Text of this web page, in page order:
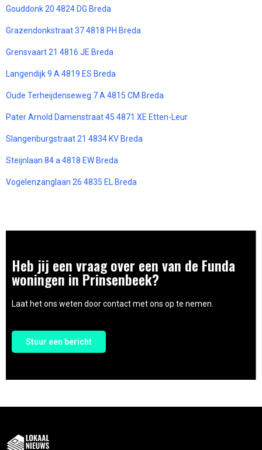
Gouddonk 20 4824 DG Breda
Grazendonkstraat 37 4818 PH Breda
Grensvaart 21 4816 JE Breda
Langendijk 9 A 4819 ES Breda
Oude Terheijdenseweg 7 A 4815 CM Breda
Pater Arnold Damenstraat 45 4871 XE Etten-Leur
Slangenburgstraat 21 4834 KV Breda
Steijnlaan 84 a 4818 EW Breda
Vogelenzanglaan 26 4835 EL Breda
Heb jij een vraag over een van de Funda
woningen in Prinsenbeek?
Laat het ons weten door contact met ons op te nemen.
Stuur een bericht